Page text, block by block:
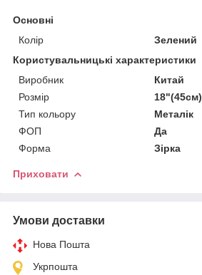
Основні
Колір
Зелений
Користувальницькі характеристики
Виробник
Китай
Розмір
18"(45см)
Тип кольору
Металік
ФОП
Да
Форма
Зірка
Приховати
Умови доставки
Нова Пошта
Укрпошта